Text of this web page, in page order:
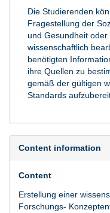
Die Studierenden
Fragestellung der
und Gesundheit
wissenschaftlich
benötigten
ihre Quellen zu
gemäß der gültigen
Standards
Content information
Content
Erstellung einer
Forschungs-